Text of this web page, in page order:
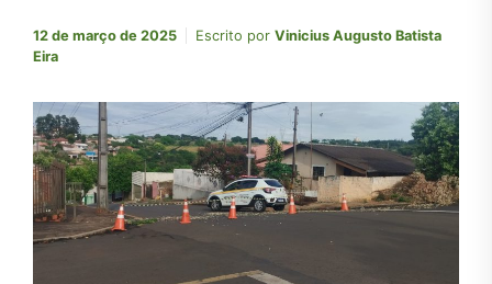
12 de março de 2025 Escrito por Vinicius Augusto Batista
Eira